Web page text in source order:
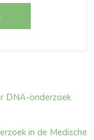
DNA-onderzoek
in de Medische